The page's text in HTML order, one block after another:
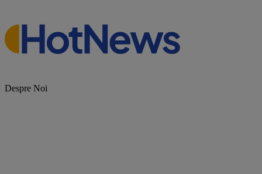
Despre Noi